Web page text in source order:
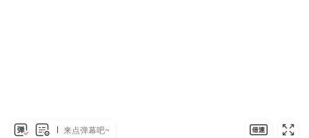
来点弹幕吧~